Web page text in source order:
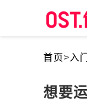
首页> 入
想要